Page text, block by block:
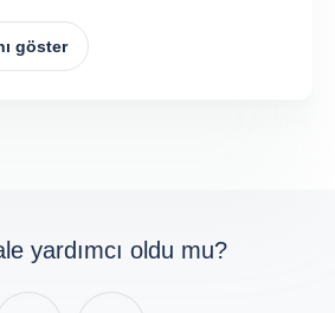
göster
yardımcı oldu mu?